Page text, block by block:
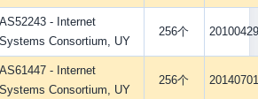
AS52243 - Internet
Systems Consortium, UY
256个 20100429
AS61447 - Internet
Systems Consortium, UY
256个 20140701